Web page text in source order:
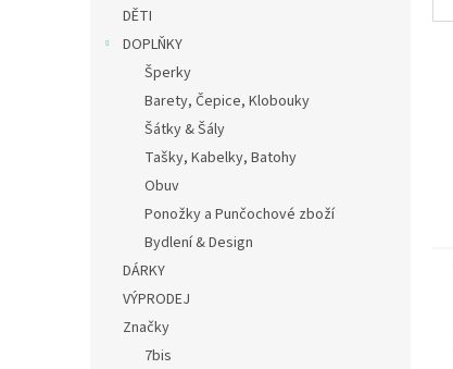
DĚTI
DOPLŇKY
Šperky
Barety, Čepice, Klobouky
Šátky & Šály
Tašky, Kabelky, Batohy
Obuv
Ponožky a Punčochové zboží
Bydlení & Design
DÁRKY
VÝPRODEJ
Značky
7bis